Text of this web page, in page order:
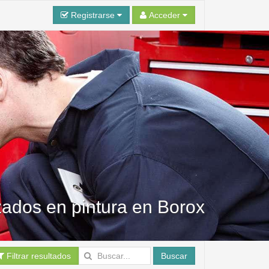
Registrarse Acceder
en pintura en Borox
Filtrar resultados Buscar